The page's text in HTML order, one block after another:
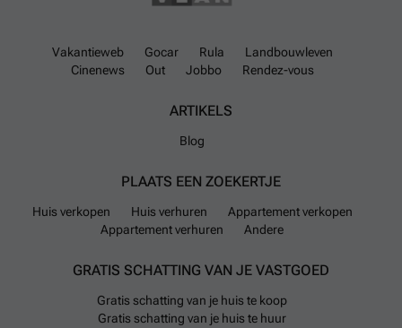
Vakantieweb Gocar Rula
Landbouwleven
Cinenews
Out Jobbo Rendez-vous
ARTIKELS
Blog
PLAATS EEN ZOEKERTJE
Huis verkopen Huis verhuren
Appartement verkopen
Appartement verhuren
Andere
GRATIS SCHATTING VAN JE VASTGOED
Gratis schatting van je huis te koop
Gratis schatting van je huis te huur